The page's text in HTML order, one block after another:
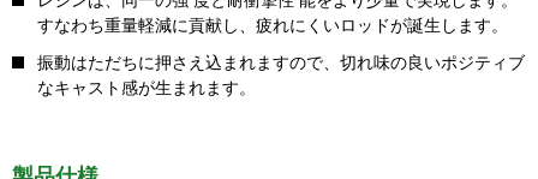
すなわち重量軽減に貢献し、疲れにくいロッドが誕生します。
振動はただちに押さえ込まれますので、切れ味の良いポジティブ
なキャスト感が生まれます。